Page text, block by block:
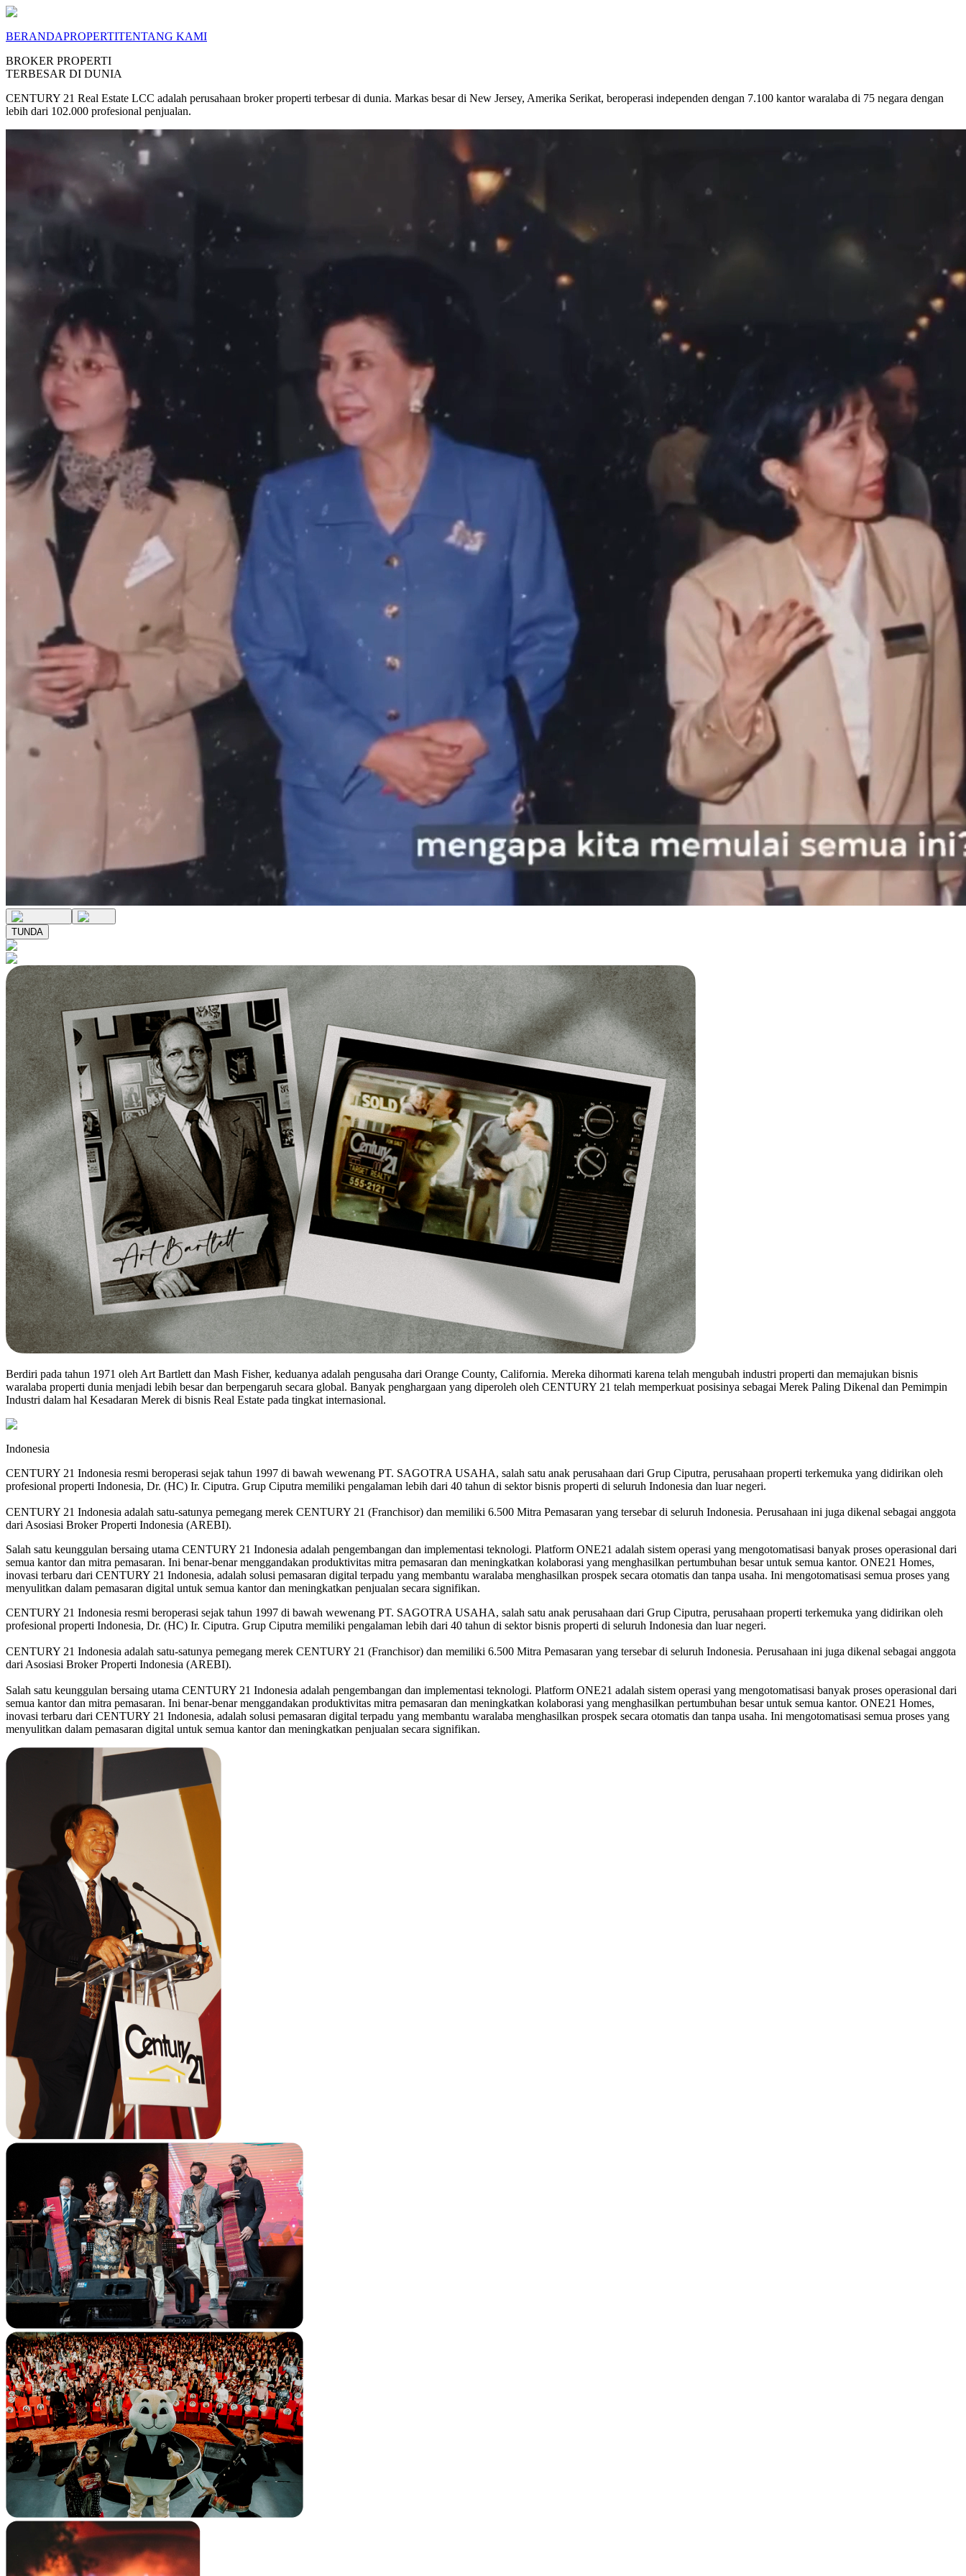
BERANDAPROPERTITENTANG KAMI
BROKER PROPERTI
TERBESAR DI DUNIA
CENTURY 21 Real Estate LCC adalah perusahaan broker properti terbesar di dunia. Markas besar di New Jersey, Amerika Serikat, beroperasi independen dengan 7.100 kantor waralaba di 75 negara dengan
lebih dari 102.000 profesional penjualan.
TUNDA
Berdiri pada tahun 1971 oleh Art Bartlett dan Mash Fisher, keduanya adalah pengusaha dari Orange County, California. Mereka dihormati karena telah mengubah industri properti dan memajukan bisnis
waralaba properti dunia menjadi lebih besar dan berpengaruh secara global. Banyak penghargaan yang diperoleh oleh CENTURY 21 telah memperkuat posisinya sebagai Merek Paling Dikenal dan Pemimpin
Industri dalam hal Kesadaran Merek di bisnis Real Estate pada tingkat internasional.
Indonesia
CENTURY 21 Indonesia resmi beroperasi sejak tahun 1997 di bawah wewenang PT. SAGOTRA USAHA, salah satu anak perusahaan dari Grup Ciputra, perusahaan properti terkemuka yang didirikan oleh
profesional properti Indonesia, Dr. (HC) Ir. Ciputra. Grup Ciputra memiliki pengalaman lebih dari 40 tahun di sektor bisnis properti di seluruh Indonesia dan luar negeri.
CENTURY 21 Indonesia adalah satu-satunya pemegang merek CENTURY 21 (Franchisor) dan memiliki 6.500 Mitra Pemasaran yang tersebar di seluruh Indonesia. Perusahaan ini juga dikenal sebagai anggota
dari Asosiasi Broker Properti Indonesia (AREBI).
Salah satu keunggulan bersaing utama CENTURY 21 Indonesia adalah pengembangan dan implementasi teknologi. Platform ONE21 adalah sistem operasi yang mengotomatisasi banyak proses operasional dari
semua kantor dan mitra pemasaran. Ini benar-benar menggandakan produktivitas mitra pemasaran dan meningkatkan kolaborasi yang menghasilkan pertumbuhan besar untuk semua kantor. ONE21 Homes,
inovasi terbaru dari CENTURY 21 Indonesia, adalah solusi pemasaran digital terpadu yang membantu waralaba menghasilkan prospek secara otomatis dan tanpa usaha. Ini mengotomatisasi semua proses yang
menyulitkan dalam pemasaran digital untuk semua kantor dan meningkatkan penjualan secara signifikan.
CENTURY 21 Indonesia resmi beroperasi sejak tahun 1997 di bawah wewenang PT. SAGOTRA USAHA, salah satu anak perusahaan dari Grup Ciputra, perusahaan properti terkemuka yang didirikan oleh
profesional properti Indonesia, Dr. (HC) Ir. Ciputra. Grup Ciputra memiliki pengalaman lebih dari 40 tahun di sektor bisnis properti di seluruh Indonesia dan luar negeri.
CENTURY 21 Indonesia adalah satu-satunya pemegang merek CENTURY 21 (Franchisor) dan memiliki 6.500 Mitra Pemasaran yang tersebar di seluruh Indonesia. Perusahaan ini juga dikenal sebagai anggota
dari Asosiasi Broker Properti Indonesia (AREBI).
Salah satu keunggulan bersaing utama CENTURY 21 Indonesia adalah pengembangan dan implementasi teknologi. Platform ONE21 adalah sistem operasi yang mengotomatisasi banyak proses operasional dari
semua kantor dan mitra pemasaran. Ini benar-benar menggandakan produktivitas mitra pemasaran dan meningkatkan kolaborasi yang menghasilkan pertumbuhan besar untuk semua kantor. ONE21 Homes,
inovasi terbaru dari CENTURY 21 Indonesia, adalah solusi pemasaran digital terpadu yang membantu waralaba menghasilkan prospek secara otomatis dan tanpa usaha. Ini mengotomatisasi semua proses yang
menyulitkan dalam pemasaran digital untuk semua kantor dan meningkatkan penjualan secara signifikan.